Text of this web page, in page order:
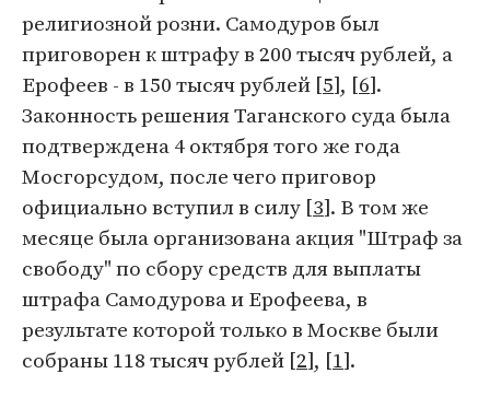
религиозной розни. Самодуров был
приговорен к штрафу в 200 тысяч рублей, а
Ерофеев - в 150 тысяч рублей [5], [6].
Законность решения Таганского суда была
подтверждена 4 октября того же года
Мосгорсудом, после чего приговор
официально вступил в силу [3]. В том же
месяце была организована акция "Штраф за
свободу" по сбору средств для выплаты
штрафа Самодурова и Ерофеева, в
результате которой только в Москве были
собраны 118 тысяч рублей [2], [1].